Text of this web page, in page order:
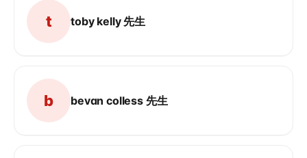
t toby kelly 先生
b bevan colless 先生